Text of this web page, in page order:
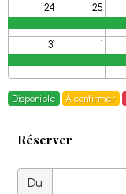
24 25
31 1
Disponible À confirmer
Réserver
Du